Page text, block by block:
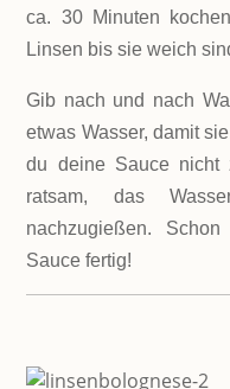
ca. 30 Minuten
Linsen bis sie weich
Gib nach und nach
etwas Wasser, damit
du deine Sauce nicht
ratsam, das
nachzugießen.
Sauce fertig!